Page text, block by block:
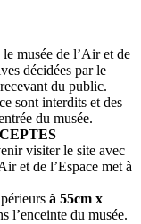
musée de l’Air et de
décidées par le
du public.
sont interdits et des
du musée.
visiter le site avec
et de l’Espace met à
à 55cm x
l’enceinte du musée.